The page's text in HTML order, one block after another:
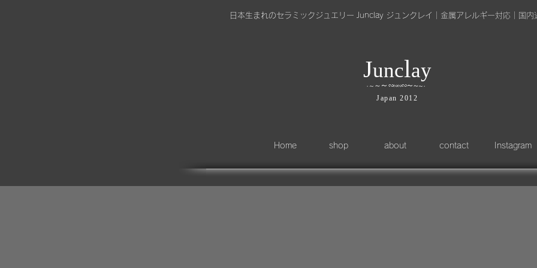
日本生まれのセラミックジュエリー Junclay ジュンクレイ｜金属アレルギー対応｜国内
Junclay
・ ～ ～ ～ ∽∽∽∽～～～・
​Japan 2012
Home shop about contact Instagram